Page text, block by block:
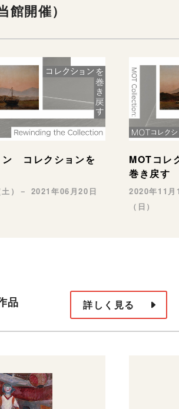
館開催）
ン コレクションを
）－ 2021年06月20日
MOTコレ
巻き戻す
2020年11
（日）
品 詳しく見る